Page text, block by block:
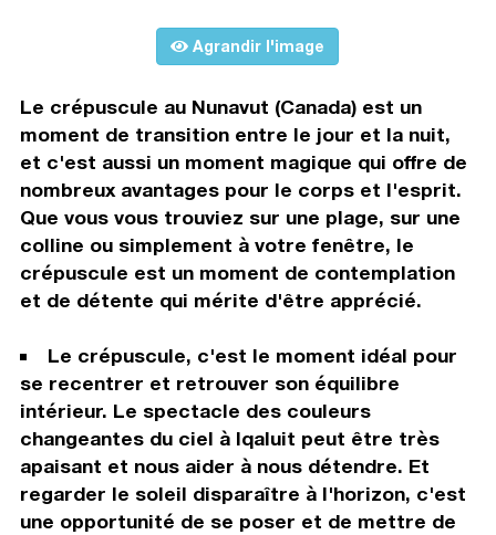
Agrandir l'image
Le crépuscule au Nunavut (Canada) est un
moment de transition entre le jour et la nuit,
et c'est aussi un moment magique qui offre de
nombreux avantages pour le corps et l'esprit.
Que vous vous trouviez sur une plage, sur une
colline ou simplement à votre fenêtre, le
crépuscule est un moment de contemplation
et de détente qui mérite d'être apprécié.
Le crépuscule, c'est le moment idéal pour
se recentrer et retrouver son équilibre
intérieur. Le spectacle des couleurs
changeantes du ciel à Iqaluit peut être très
apaisant et nous aider à nous détendre. Et
regarder le soleil disparaître à l'horizon, c'est
une opportunité de se poser et de mettre de